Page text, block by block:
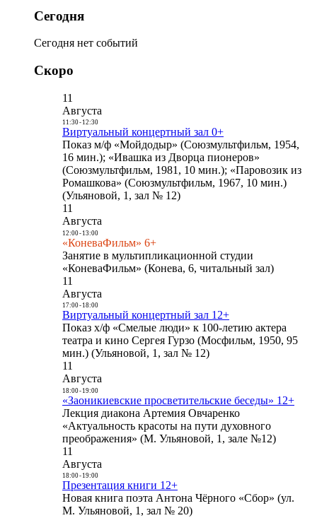
Сегодня
Сегодня нет событий
Скоро
11
Августа
11:30- 12:30
Виртуальный концертный зал 0+
Показ м/ф «Мойдодыр» (Союзмультфильм, 1954,
16 мин.); «Ивашка из Дворца пионеров»
(Союзмультфильм, 1981, 10 мин.); «Паровозик из
Ромашкова» (Союзмультфильм, 1967, 10 мин.)
(Ульяновой, 1, зал № 12)
11
Августа
12:00- 13:00
«КоневаФильм» 6+
Занятие в мультипликационной студии
«КоневаФильм» (Конева, 6, читальный зал)
11
Августа
17:00- 18:00
Виртуальный концертный зал 12+
Показ х/ф «Смелые люди» к 100-летию актера
театра и кино Сергея Гурзо (Мосфильм, 1950, 95
мин.) (Ульяновой, 1, зал № 12)
11
Августа
18:00- 19:00
«Заоникиевские просветительские беседы» 12+
Лекция диакона Артемия Овчаренко
«Актуальность красоты на пути духовного
преображения» (М. Ульяновой, 1, зале №12)
11
Августа
18:00- 19:00
Презентация книги 12+
Новая книга поэта Антона Чёрного «Сбор» (ул.
М. Ульяновой, 1, зал № 20)